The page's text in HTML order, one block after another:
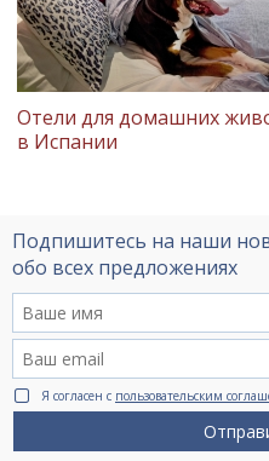
Отели для домашних
в Испании
Подпишитесь на наши
обо всех предложениях
Я согласен с пользовательским